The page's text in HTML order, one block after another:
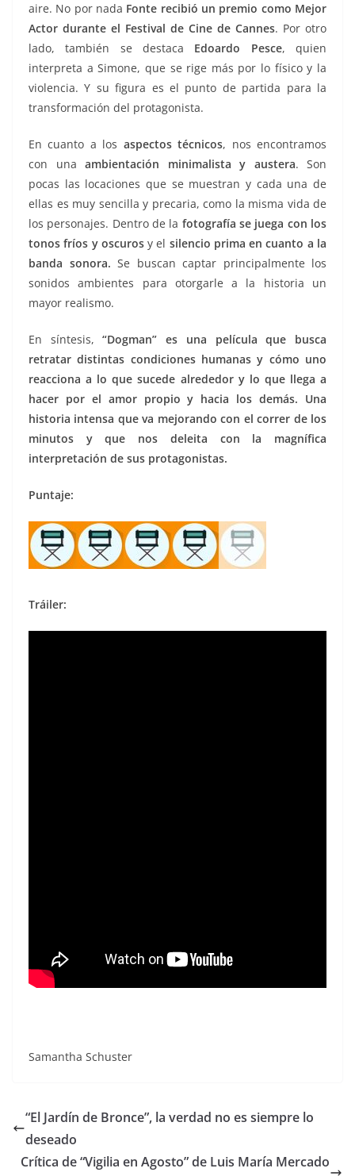
aire. No por nada Fonte recibió un premio como Mejor
Actor durante el Festival de Cine de Cannes. Por otro
lado, también se destaca Edoardo Pesce, quien
interpreta a Simone, que se rige más por lo físico y la
violencia. Y su figura es el punto de partida para la
transformación del protagonista.
En cuanto a los aspectos técnicos, nos encontramos
con una ambientación minimalista y austera. Son
pocas las locaciones que se muestran y cada una de
ellas es muy sencilla y precaria, como la misma vida de
los personajes. Dentro de la fotografía se juega con los
tonos fríos y oscurosy el silencio prima en cuanto a la
banda sonora. Se buscan captar principalmente los
sonidos ambientes para otorgarle a la historia un
mayor realismo.
En síntesis,“Dogman” es una película que busca
retratar distintas condiciones humanas y cómo uno
reacciona a lo que sucede alrededor y lo que llega a
hacer por el amor propio y hacia los demás. Una
historia intensa que va mejorando con el correr de los
minutos y que nos deleita con la magnífica
interpretación de sus protagonistas.
Puntaje:
Tráiler:
Samantha Schuster
“El Jardín de Bronce”, la verdad no es siempre lo
deseado
Crítica de “Vigilia en Agosto” de Luis María Mercado